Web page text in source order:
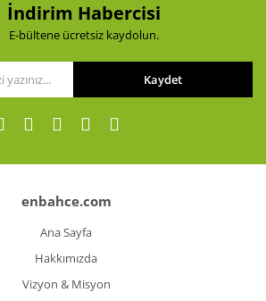
İndirim Habercisi
E-bültene ücretsiz kaydolun.
Kaydet
enbahce.com
Ana Sayfa
Hakkımızda
Vizyon & Misyon